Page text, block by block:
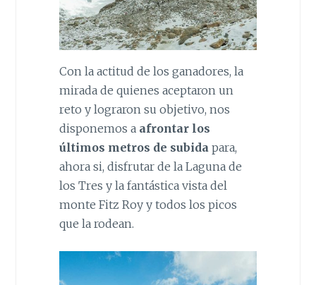
Con la actitud de los ganadores, la
mirada de quienes aceptaron un
reto y lograron su objetivo, nos
disponemos a afrontar los
últimos metros de subida para,
ahora si, disfrutar de la Laguna de
los Tres y la fantástica vista del
monte Fitz Roy y todos los picos
que la rodean.